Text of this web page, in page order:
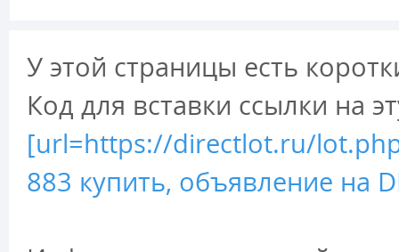
У этой страницы есть
Код для вставки ссылки на
[url=https://directlot.ru/
883 купить, объявление на